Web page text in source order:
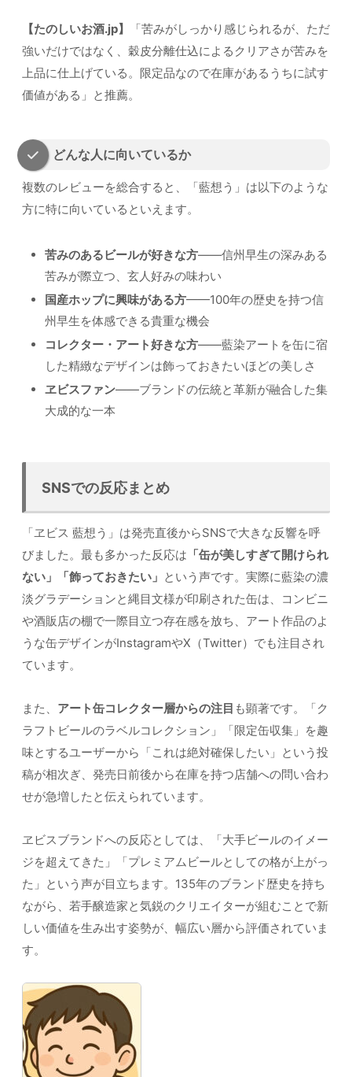
【たのしいお酒.jp】
「苦みがしっかり感じられるが、ただ
強いだけではなく、穀皮分離仕込によるクリアさが苦みを
上品に仕上げている。限定品なので在庫があるうちに試す
価値がある」と推薦。
どんな人に向いているか
複数のレビューを総合すると、「藍想う」は以下のような
方に特に向いているといえます。
苦みのあるビールが好きな方——信州早生の深みある
苦みが際立つ、玄人好みの味わい
国産ホップに興味がある方——100年の歴史を持つ信
州早生を体感できる貴重な機会
コレクター・アート好きな方——藍染アートを缶に宿
した精緻なデザインは飾っておきたいほどの美しさ
ヱビスファン——ブランドの伝統と革新が融合した集
大成的な一本
SNSでの反応まとめ
「ヱビス 藍想う」は発売直後からSNSで大きな反響を呼
びました。最も多かった反応は 「缶が美しすぎて開けられ
ない」「飾っておきたい」 という声です。実際に藍染の濃
淡グラデーションと縄目文様が印刷された缶は、コンビニ
や酒販店の棚で一際目立つ存在感を放ち、アート作品のよ
うな缶デザインがInstagramやX（Twitter）でも注目され
ています。
また、 アート缶コレクター層からの注目 も顕著です。「ク
ラフトビールのラベルコレクション」「限定缶収集」を趣
味とするユーザーから「これは絶対確保したい」という投
稿が相次ぎ、発売日前後から在庫を持つ店舗への問い合わ
せが急増したと伝えられています。
ヱビスブランドへの反応としては、「大手ビールのイメー
ジを超えてきた」「プレミアムビールとしての格が上がっ
た」という声が目立ちます。135年のブランド歴史を持ち
ながら、若手醸造家と気鋭のクリエイターが組むことで新
しい価値を生み出す姿勢が、幅広い層から評価されていま
す。